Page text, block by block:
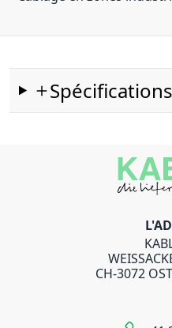
Spécifications
CH-3072